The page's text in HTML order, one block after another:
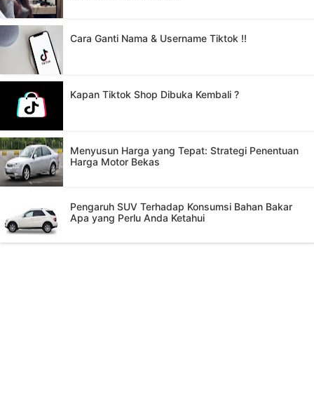
Cara Ganti Nama & Username Tiktok !!
Kapan Tiktok Shop Dibuka Kembali ?
Menyusun Harga yang Tepat: Strategi Penentuan
Harga Motor Bekas
Pengaruh SUV Terhadap Konsumsi Bahan Bakar
Apa yang Perlu Anda Ketahui